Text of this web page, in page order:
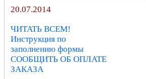
20.07.2014
ЧИТАТЬ ВСЕМ!
Инструкция по
заполнению формы
СООБЩИТЬ ОБ ОПЛАТЕ
ЗАКАЗА